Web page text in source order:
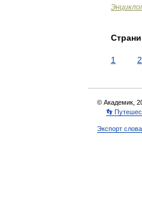
1 2
© Академик,
👣
Экспорт